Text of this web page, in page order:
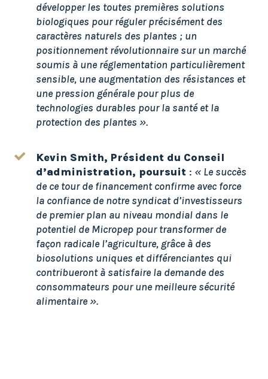
développer les toutes premières solutions
biologiques pour réguler précisément des
caractères naturels des plantes ; un
positionnement révolutionnaire sur un marché
soumis à une réglementation particulièrement
sensible, une augmentation des résistances et
une pression générale pour plus de
technologies durables pour la santé et la
protection des plantes ».
Kevin Smith, Président du Conseil
d’administration, poursuit : « Le succès
de ce tour de financement confirme avec force
la confiance de notre syndicat d’investisseurs
de premier plan au niveau mondial dans le
potentiel de Micropep pour transformer de
façon radicale l’agriculture, grâce à des
biosolutions uniques et différenciantes qui
contribueront à satisfaire la demande des
consommateurs pour une meilleure sécurité
alimentaire ».